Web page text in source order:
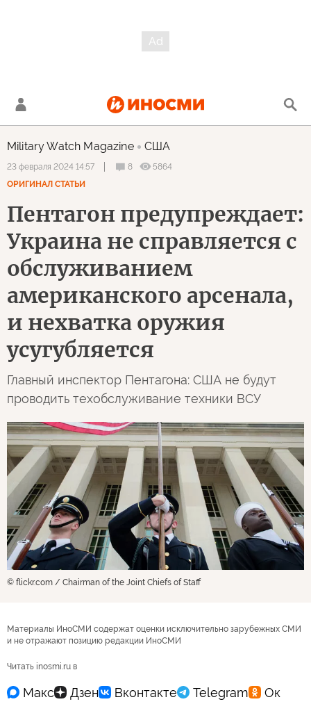
Military Watch Magazine США
23 февраля 2024 14:57 8
5864
ОРИГИНАЛ СТАТЬИ
Пентагон предупреждает:
Украина не справляется с
обслуживанием
американского арсенала,
и нехватка оружия
усугубляется
Главный инспектор Пентагона: США не будут
проводить техобслуживание техники ВСУ
© flickr.com / Chairman of the Joint Chiefs of Staff
Материалы ИноСМИ содержат оценки исключительно зарубежных СМИ
и не отражают позицию редакции ИноСМИ
Читать inosmi.ru в